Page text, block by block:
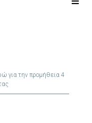
για την προμήθεια 4